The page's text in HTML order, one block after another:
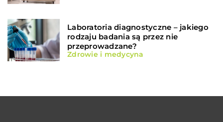
Laboratoria diagnostyczne – jakiego
rodzaju badania są przez nie
przeprowadzane?
Zdrowie i medycyna